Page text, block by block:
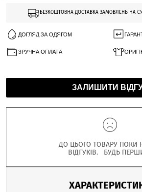
БЕЗКОШТОВНА ДОСТАВКА ЗАМОВЛЕНЬ НА
ДОГЛЯД ЗА ОДЯГОМ
ЗРУЧНА ОПЛАТА
ЗАЛИШИТИ
ДО ЦЬОГО ТОВАРУ ПОКИ
ВІДГУКІВ. БУДЬ